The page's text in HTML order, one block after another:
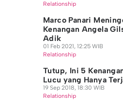
Relationship
Marco Panari
Kenangan Angela
Adik
01 Feb 2021, 12:25 WIB
Relationship
Tutup, Ini 5
Lucu yang Hanya
19 Sep 2018, 18:30 WIB
Relationship